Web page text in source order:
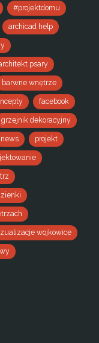
#projektdomu
archicad help
psary
barwne wnętrze
facebook
grzejnik dekoracyjny
news projekt
wojkowice